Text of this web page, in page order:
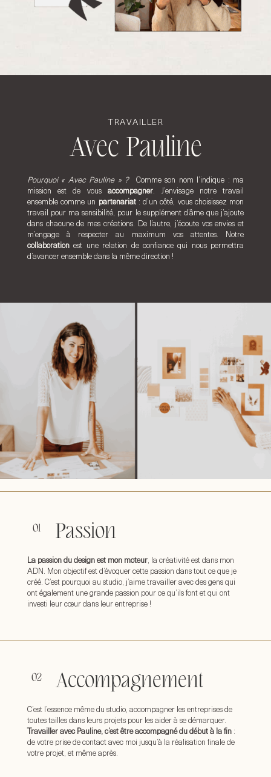
TRAVAILLER
Avec Pauline
Pourquoi « Avec Pauline » ? Comme son nom l’indique : ma
mission est de vousaccompagner. J’envisage notre travail
ensemble comme un partenariat: d’un côté, vous choisissez mon
travail pour ma sensibilité, pour le supplément d’âme que j’ajoute
dans chacune de mes créations. De l’autre, j’écoute vos envies et
m’engage à respecter au maximum vos attentes. Notre
collaborationest une relation de confiance qui nous permettra
d’avancer ensemble dans la même direction !
Passion
La passion du design est mon moteur, la créativité est dans mon
ADN. Mon objectif est d’évoquer cette passion dans tout ce que je
créé. C’est pourquoi au studio, j’aime travailler avec des gens qui
ont également une grande passion pour ce qu’ils font et qui ont
investi leur cœur dans leur entreprise !
Accompagnement
C’est l’essence même du studio, accompagner les entreprises de
toutes tailles dans leurs projets pour les aider à se démarquer.
Travailler avec Pauline, c’est être accompagné du début à la fin:
de votre prise de contact avec moi jusqu’à la réalisation finale de
votre projet, et même après.